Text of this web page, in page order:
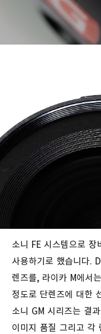
소니 FE 시스템으로 장
사용하기로 했습니다.
렌즈를, 라이카 M에서
정도로 단렌즈에 대한
소니 GM 시리즈는 결
이미지 품질 그리고 각